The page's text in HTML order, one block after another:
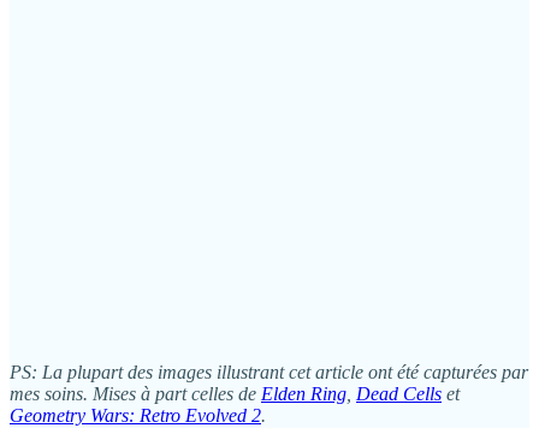
PS: La plupart des images illustrant cet article ont été capturées par
mes soins. Mises à part celles de Elden Ring Dead Cells et
Geometry Wars: Retro Evolved 2.